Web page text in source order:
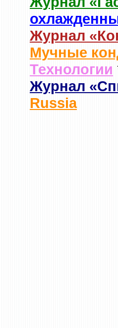
Журнал
Мучные
Технологии
Журнал
Russia